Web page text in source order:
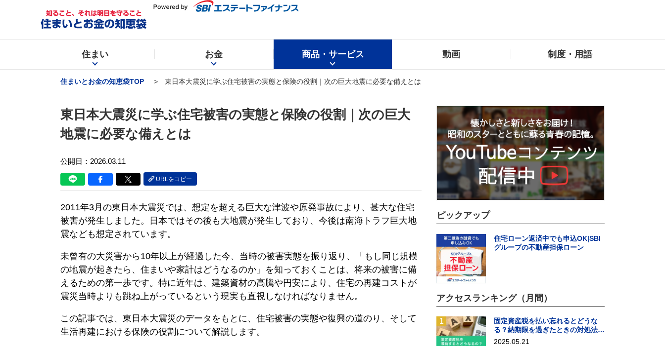
住まい お金 商品・サービス 動画 制度・用語
住まいとお金の知恵袋TOP 東日本大震災に学ぶ住宅被害の実態と保険の役割｜次の巨大地震に必要な備えとは
東日本大震災に学ぶ住宅被害の実態と保険の役割｜次の巨大
地震に必要な備えとは
公開日：2026.03.11
URLをコピー
2011年3月の東日本大震災では、想定を超える巨大な津波や原発事故により、甚大な住宅
被害が発生しました。日本ではその後も大地震が発生しており、今後は南海トラフ巨大地
震なども想定されています。
未曾有の大災害から10年以上が経過した今、当時の被害実態を振り返り、「もし同じ規模
の地震が起きたら、住まいや家計はどうなるのか」を知っておくことは、将来の被害に備
えるための第一歩です。特に近年は、建築資材の高騰や円安により、住宅の再建コストが
震災当時よりも跳ね上がっているという現実も直視しなければなりません。
この記事では、東日本大震災のデータをもとに、住宅被害の実態や復興の道のり、そして
生活再建における保険の役割について解説します。
ピックアップ
住宅ローン返済中でも申込OK|SBI
グループの不動産担保ローン
アクセスランキング（月間）
固定資産税を払い忘れるとどうな
る？納期限を過ぎたときの対処法を
解説
2025.05.21